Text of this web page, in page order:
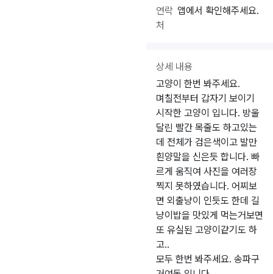
연락
처
앱에서 확인해주세요.
상세 내용
고양이 한번 봐주세요.
며칠전부터 갑자기 보이기
시작한 고양이 입니다. 방울
달린 빨간 목줄도 하고있는
데 전체가 검은색이고 발만
흰양말을 신은듯 합니다. 빠
르게 움직여 사진을 여러장
찍지 못하였습니다. 어찌보
면 외출냥이 인듯도 한데 길
냥이밥을 맛있게 먹는거보면
또 유실된 고양이같기도 하
고..
모두 한번 봐주세요. 송파구